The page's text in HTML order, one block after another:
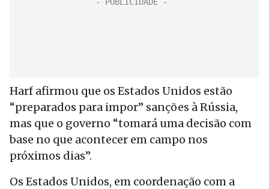
Harf afirmou que os Estados Unidos estão
“preparados para impor” sanções à Rússia,
mas que o governo “tomará uma decisão com
base no que acontecer em campo nos
próximos dias”.
Os Estados Unidos, em coordenação com a